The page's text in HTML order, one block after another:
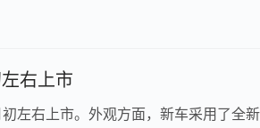
右上市
左右上市。外观方面，新车采用了全